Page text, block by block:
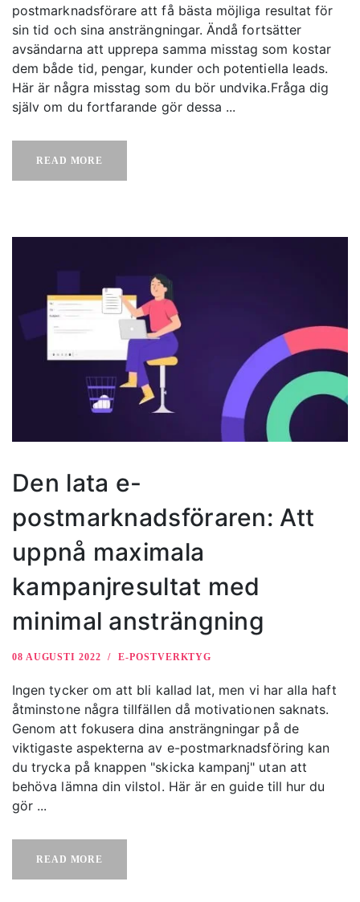
postmarknadsförare att få bästa möjliga resultat för
sin tid och sina ansträngningar. Ändå fortsätter
avsändarna att upprepa samma misstag som kostar
dem både tid, pengar, kunder och potentiella leads.
Här är några misstag som du bör undvika.Fråga dig
själv om du fortfarande gör dessa ...
READ MORE
Den lata e-
postmarknadsföraren: Att
uppnå maximala
kampanjresultat med
minimal ansträngning
08 AUGUSTI 2022 E-POSTVERKTYG
Ingen tycker om att bli kallad lat, men vi har alla haft
åtminstone några tillfällen då motivationen saknats.
Genom att fokusera dina ansträngningar på de
viktigaste aspekterna av e-postmarknadsföring kan
du trycka på knappen "skicka kampanj" utan att
behöva lämna din vilstol. Här är en guide till hur du
gör ...
READ MORE